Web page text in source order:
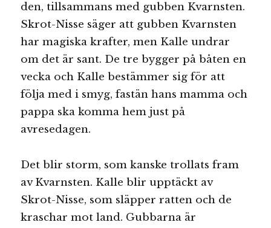
den, tillsammans med gubben Kvarnsten.
Skrot-Nisse säger att gubben Kvarnsten
har magiska krafter, men Kalle undrar
om det är sant. De tre bygger på båten en
vecka och Kalle bestämmer sig för att
följa med i smyg, fastän hans mamma och
pappa ska komma hem just på
avresedagen.
Det blir storm, som kanske trollats fram
av Kvarnsten. Kalle blir upptäckt av
Skrot-Nisse, som släpper ratten och de
kraschar mot land. Gubbarna är